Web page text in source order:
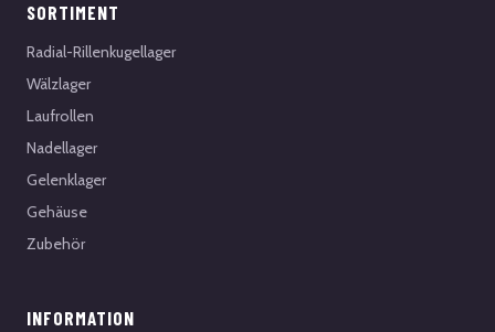
SORTIMENT
Radial-Rillenkugellager
Wälzlager
Laufrollen
Nadellager
Gelenklager
Gehäuse
Zubehör
INFORMATION